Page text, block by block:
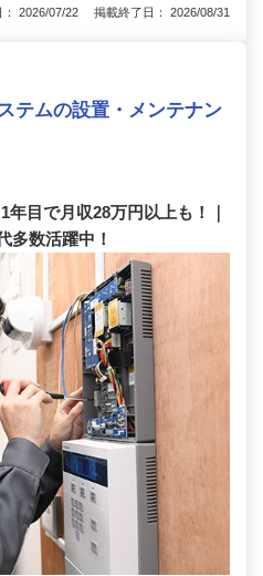
： 2026/07/22 掲載終了日： 2026/08/31
テムの設置・メンテナン
目で月収28万円以上も！｜
多数活躍中！